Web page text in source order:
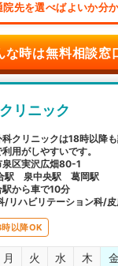
院先を選べばよいか分
な時は無料相談窓
リニック
クリニックは18時以降
用がしやすいです。
泉区実沢広畑80-1
駅 泉中央駅 葛岡駅
から車で10分
/リハビリテーション科/
以降OK
月 火 水 木 金